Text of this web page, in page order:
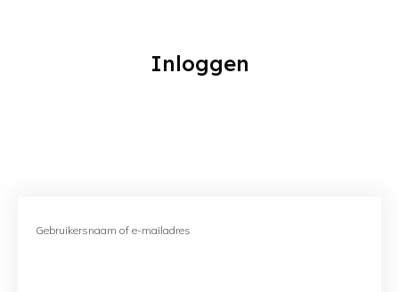
Inloggen
Gebruikersnaam of e-mailadres